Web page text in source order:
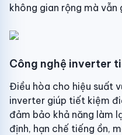
Kích thước ống đồng
Xuất xứ & Bảo hành
Sản xuất tại: Trung Quốc
Bảo hành:3 năm theo
không gian rộng mà
Công nghệ inverter
Điều hòa cho hiệu suất
inverter giúp tiết kiệm
đảm bảo khả năng làm
định, hạn chế tiếng ồn,